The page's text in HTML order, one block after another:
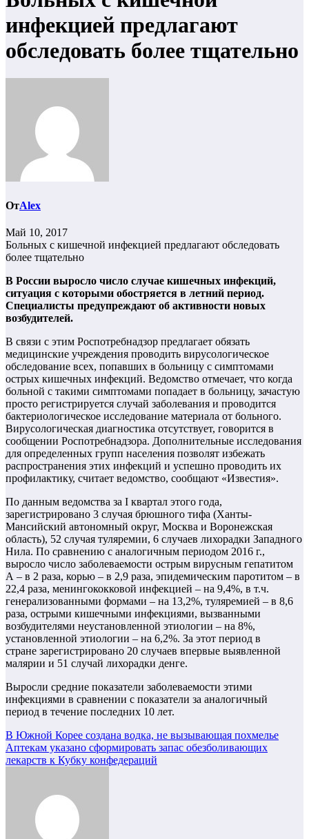
инфекцией предлагают
обследовать более тщательно
ОтAlex
Май 10, 2017
Больных с кишечной инфекцией предлагают обследовать
более тщательно
В России выросло число случае кишечных инфекций,
ситуация с которыми обостряется в летний период.
Специалисты предупреждают об активности новых
возбудителей.
В связи с этим Роспотребнадзор предлагает обязать
медицинские учреждения проводить вирусологическое
обследование всех, попавших в больницу с симптомами
острых кишечных инфекций. Ведомство отмечает, что когда
больной с такими симптомами попадает в больницу, зачастую
просто регистрируется случай заболевания и проводится
бактериологическое исследование материала от больного.
Вирусологическая диагностика отсутствует, говорится в
сообщении Роспотребнадзора. Дополнительные исследования
для определенных групп населения позволят избежать
распространения этих инфекций и успешно проводить их
профилактику, считает ведомство, сообщают «Известия».
По данным ведомства за I квартал этого года,
зарегистрировано 3 случая брюшного тифа (Ханты-
Мансийский автономный округ, Москва и Воронежская
область), 52 случая туляремии, 6 случаев лихорадки Западного
Нила. По сравнению с аналогичным периодом 2016 г.,
выросло число заболеваемости острым вирусным гепатитом
А – в 2 раза, корью – в 2,9 раза, эпидемическим паротитом – в
22,4 раза, менингококковой инфекцией – на 9,4%, в т.ч.
генерализованными формами – на 13,2%, туляремией – в 8,6
раза, острыми кишечными инфекциями, вызванными
возбудителями неустановленной этиологии – на 8%,
установленной этиологии – на 6,2%. За этот период в
стране зарегистрировано 20 случаев впервые выявленной
малярии и 51 случай лихорадки денге.
Выросли средние показатели заболеваемости этими
инфекциями в сравнении с показатели за аналогичный
период в течение последних 10 лет.
Навигация
по
В Южной Корее создана водка, не вызывающая похмелье
Аптекам указано сформировать запас обезболивающих
лекарств к Кубку конфедераций